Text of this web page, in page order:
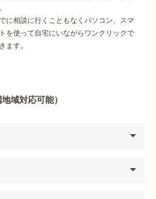
に相談に行くこともなくパソコン、スマ
を使って自宅にいながらワンクリックで
ます。
域対応可能）